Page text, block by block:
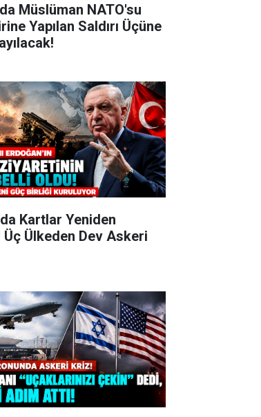
Müslüman NATO'su
Yapılan Saldırı Üçüne
Kartlar Yeniden
Üç Ülkeden Dev Askeri